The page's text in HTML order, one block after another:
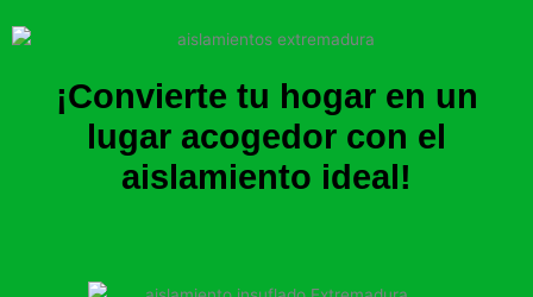
¡Convierte tu hogar en un
lugar acogedor con el
aislamiento ideal!